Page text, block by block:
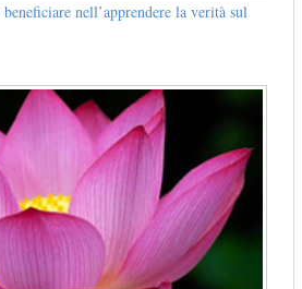
nell’apprendere la verità sul